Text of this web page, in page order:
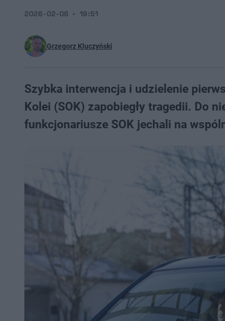
Grzegorz Kluczyński
2026-02-06 19:51
Szybka interwencja i udzielenie
Kolei (SOK) zapobiegły tragedii. Do
funkcjonariusze SOK jechali na